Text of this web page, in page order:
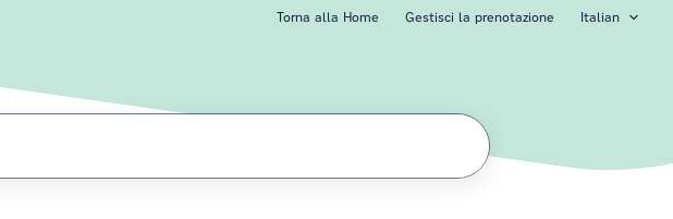
Torna alla Home Gestisci la prenotazione Italian